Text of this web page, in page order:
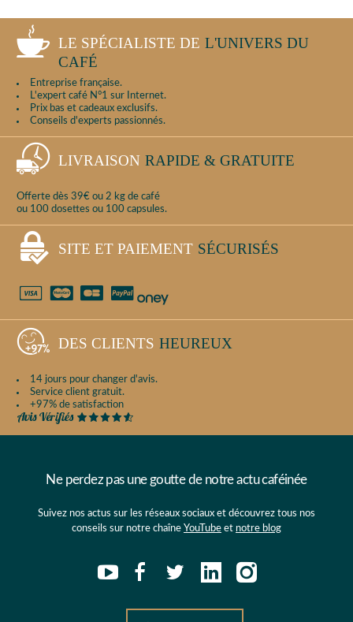
LE SPÉCIALISTE DE L'UNIVERS DU
CAFÉ
Entreprise française.
L'expert café N°1 sur Internet.
Prix bas et cadeaux exclusifs.
Conseils d'experts passionnés.
LIVRAISON RAPIDE & GRATUITE
Offerte dès 39€ ou 2 kg de café
ou 100 dosettes ou 100 capsules.
SITE ET PAIEMENT SÉCURISÉS
DES CLIENTS HEUREUX
14 jours pour changer d'avis.
Service client gratuit.
+97% de satisfaction
Ne perdez pas une goutte de notre actu caféinée
Suivez nos actus sur les réseaux sociaux et découvrez tous nos
conseils sur notre chaîne YouTube et notre blog